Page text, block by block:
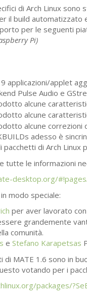
di Arch Linux sono
il build automatizzato
per le seguenti
Pi)
applicazioni/applet
Pulse Audio e
alcune
alcune
alcune correzioni
adesso è
di Arch Linux
tutte le informazioni
desktop.org/
modo speciale:
per aver lavorato
grandemente
comunità.
e Stefano Karapetsas
di MATE 1.6 sono in
votando per i
packages/